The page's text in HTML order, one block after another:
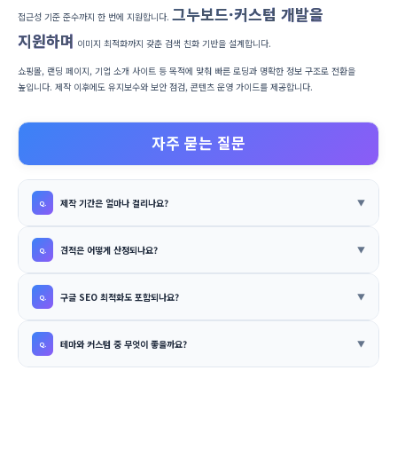
접근성 기준 준수까지 한 번에 지원합니다. 그누보드·커스텀 개발을
지원하며 이미지 최적화까지 갖춘 검색 친화 기반을 설계합니다.
쇼핑몰, 랜딩 페이지, 기업 소개 사이트 등 목적에 맞춰 빠른 로딩과 명확한 정보 구조로 전환을
높입니다. 제작 이후에도 유지보수와 보안 점검, 콘텐츠 운영 가이드를 제공합니다.
자주 묻는 질문
제작 기간은 얼마나 걸리나요?
견적은 어떻게 산정되나요?
구글 SEO 최적화도 포함되나요?
테마와 커스텀 중 무엇이 좋을까요?